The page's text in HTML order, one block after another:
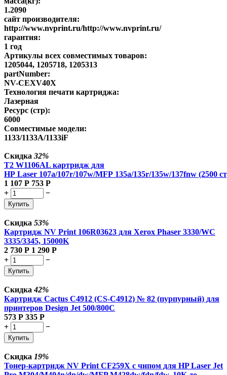
1.2090
сайт производителя:
http://www.nvprint.ru/http://www.nvprint.ru/
гарантия:
1 год
Артикулы всех совместимых товаров:
1205044, 1205718, 1205313
partNumber:
NV-CEXV40X
Технология печати картриджа:
Лазерная
Ресурс (стр):
6000
Совместимые модели:
1133/1133A/1133iF
Скидка 32%
T2 W1106AL картридж для
HP Laser 107a/107r/107w/MFP 135a/135r/135w/137fnw (2500
1 107 Р 753 Р
+
−
Купить
Скидка 53%
Картридж NV Print 106R03623 для Xerox Phaser 3330/WC
3335/3345, 15000K
2 730 Р 1 290 Р
+
−
Купить
Скидка42%
Картридж Cactus C4912 (CS-C4912) № 82 (пурпурный) для
принтеров Design Jet 500/800C
573 Р 335 Р
+
−
Купить
Скидка 19%
Тонер-картридж NV Print CF259X с чипом для HP Laser Jet